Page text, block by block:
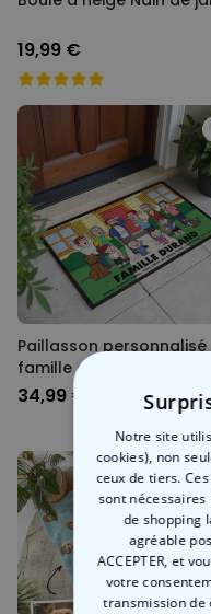
19,99 €
Paillasson personnalisé
famille dessin animé –
Illustration
34,99 €
Notre site
cookies), non
ceux de tiers.
sont
de shopping
agréable
ACCEPTER, et
votre
transmission de